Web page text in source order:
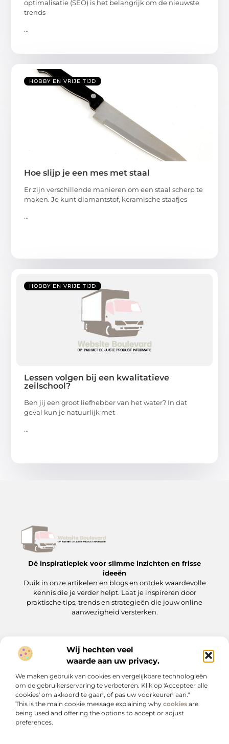
Wij hechten veel
waarde aan uw privacy.
We maken gebruik van cookies en vergelijkbare technologieën
om de gebruikerservaring te verbeteren. Klik op 'Accepteer alle
cookies' om akkoord te gaan, of pas uw voorkeuren aan."
This is the main cookie message explaining why cookies are
being used and offering the options to accept or adjust
preferences.
optimalisatie (SEO) is het belangrijk om de nieuwste
trends
...
HOBBY EN VRIJE TIJD
Hoe slijp je een mes met staal
Er zijn verschillende manieren om een staal scherp te
maken. Je kunt diamantstof, keramische staafjes
...
HOBBY EN VRIJE TIJD
Lessen volgen bij een kwalitatieve
zeilschool?
Ben jij een groot liefhebber van het water? In dat
geval kun je natuurlijk met
...
Dé inspiratieplek voor slimme inzichten en frisse
ideeën
Duik in onze artikelen en blogs en ontdek waardevolle
kennis die je verder helpt. Laat je inspireren door
praktische tips, trends en strategieën die jouw online
aanwezigheid versterken.
Onze informatie
Bericht categorie